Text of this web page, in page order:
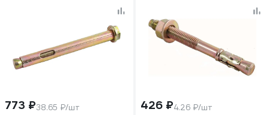
773 ₽38.65 ₽/шт 426 ₽4.26 ₽/шт